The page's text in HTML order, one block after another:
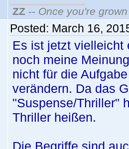
ZZ -- Once you're
Posted: March 16,
Es ist jetzt vielleicht
noch meine
nicht für die
verändern. Da das
"Suspense/Thriller"
Thriller heißen.
Die Begriffe sind